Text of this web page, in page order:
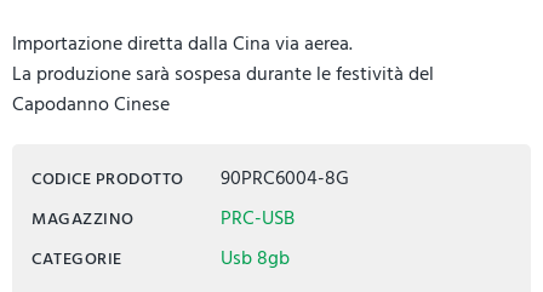
Importazione diretta dalla Cina via aerea.
La produzione sarà sospesa durante le festività del
Capodanno Cinese
CODICE PRODOTTO 90PRC6004-8G
MAGAZZINO PRC-USB
CATEGORIE Usb 8gb